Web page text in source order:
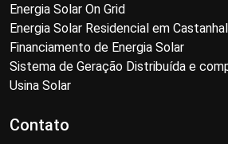
Energia Solar On Grid
Energia Solar Residencial em Castanhal
Financiamento de Energia Solar
Sistema de Geração Distribuída e
Usina Solar
Contato